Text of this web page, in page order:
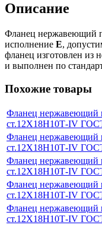
Описание
Фланец нержавеющий
исполнение E,
фланец изготовлен из
и выполнен по
Похожие товары
Фланец нержавеющий
ст.12Х18Н10Т-IV
Фланец нержавеющий
ст.12Х18Н10Т-IV
Фланец нержавеющий
ст.12Х18Н10Т-IV
Фланец нержавеющий
ст.12Х18Н10Т-IV
Фланец нержавеющий
ст.12Х18Н10Т-IV